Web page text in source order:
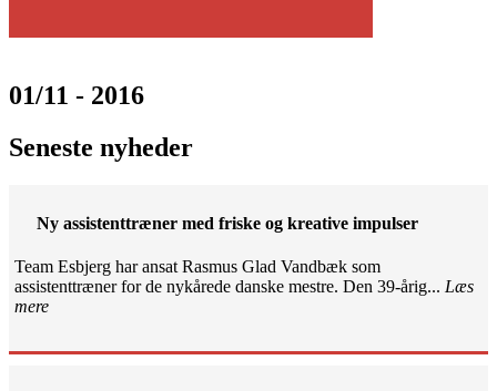
01/11 - 2016
Seneste nyheder
Ny assistenttræner med friske og kreative impulser
Team Esbjerg har ansat Rasmus Glad Vandbæk som
assistenttræner for de nykårede danske mestre. Den 39-årig... Læs
mere